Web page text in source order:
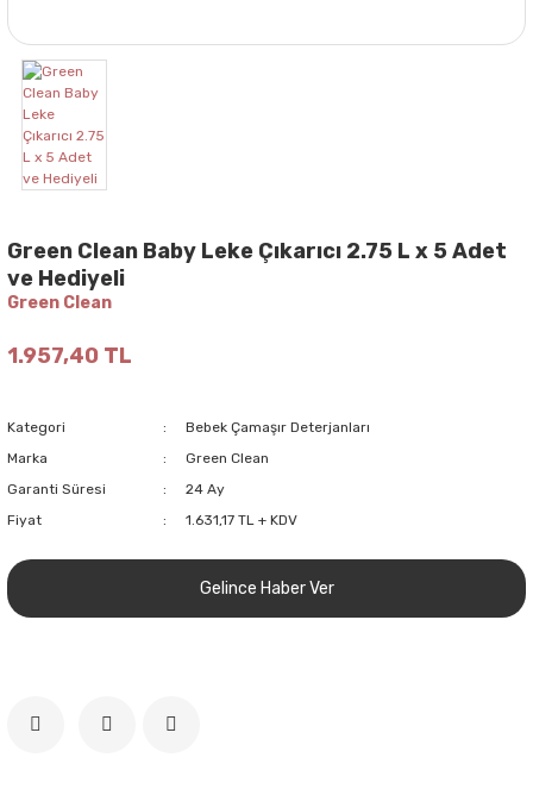
Green Clean Baby Leke Çıkarıcı 2.75 L x 5 Adet
ve Hediyeli
Green Clean
1.957,40 TL
Kategori
Bebek Çamaşır Deterjanları
Marka
Green Clean
Garanti Süresi
24 Ay
Fiyat
1.631,17 TL + KDV
Gelince Haber Ver